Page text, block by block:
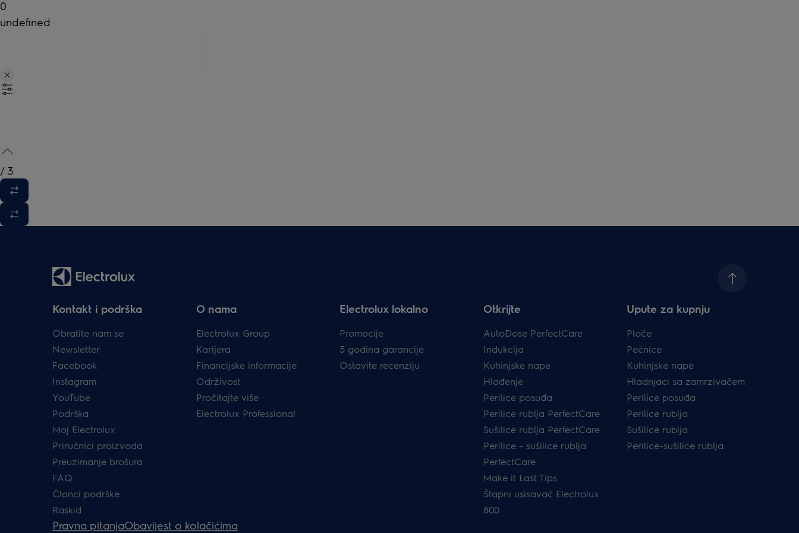
0
undefined
/ 3
Kontakt i podrška
Obratite nam se
Newsletter
Facebook
Instagram
YouTube
Podrška
Moj Electrolux
Priručnici proizvoda
Preuzimanje brošura
FAQ
Članci podrške
Raskid
O nama
Electrolux Group
Karijera
Financijske informacije
Održivost
Pročitajte više
Electrolux Professional
Electrolux lokalno
Promocije
5 godina garancije
Ostavite recenziju
Otkrijte
AutoDose PerfectCare
Indukcija
Kuhinjske nape
Hlađenje
Perilice posuđa
Perilice rublja PerfectCare
Sušilice rublja PerfectCare
Perilice - sušilice rublja
PerfectCare
Make it Last Tips
Štapni usisavač Electrolux
800
Upute za kupnju
Ploče
Pećnice
Kuhinjske nape
Hladnjaci sa zamrzivačem
Perilice posuđa
Perilice rublja
Sušilice rublja
Perilice-sušilice rublja
Pravna pitanjaObavijest o kolačićima